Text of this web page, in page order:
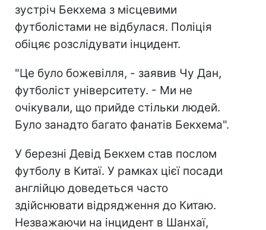
зустріч Бекхема з місцевими
футболістами не відбулася. Поліція
обіцяє розслідувати інцидент.
"Це було божевілля, - заявив Чу Дан,
футболіст університету. - Ми не
очікували, що прийде стільки людей.
Було занадто багато фанатів Бекхема".
У березні Девід Бекхем став послом
футболу в Китаї. У рамках цієї посади
англійцю доведеться часто
здійснювати відрядження до Китаю.
Незважаючи на інцидент в Шанхаї,